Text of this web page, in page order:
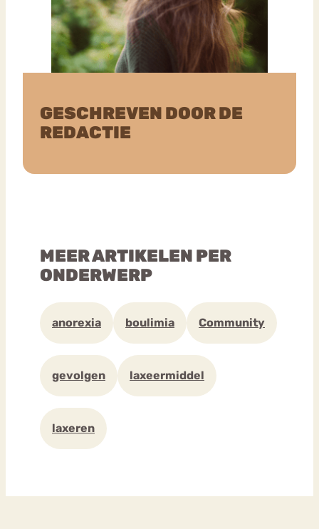
GESCHREVEN DOOR DE
REDACTIE
MEER ARTIKELEN PER
ONDERWERP
anorexia boulimia Community
gevolgen laxeermiddel
laxeren